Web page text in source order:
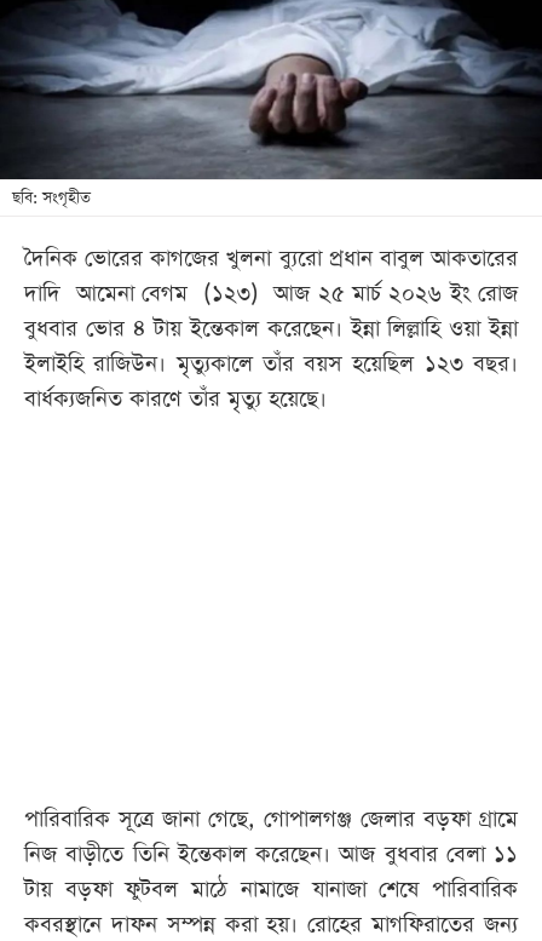
বিনোদন
শিক্ষা
সব
বিভাগ
ছবি
ছবি: সংগৃহীত
দৈনিক ভোরের কাগজের খুলনা ব্যুরো প্রধান বাবুল আকতারের
দাদি আমেনা বেগম (১২৩) আজ ২৫ মার্চ ২০২৬ ইং রোজ
বুধবার ভোর ৪ টায় ইন্তেকাল করেছেন। ইন্না লিল্লাহি ওয়া ইন্না
ইলাইহি রাজিউন। মৃত্যুকালে তাঁর বয়স হয়েছিল ১২৩ বছর।
বার্ধক্যজনিত কারণে তাঁর মৃত্যু হয়েছে।
পারিবারিক সূত্রে জানা গেছে, গোপালগঞ্জ জেলার বড়ফা গ্রামে
নিজ বাড়ীতে তিনি ইন্তেকাল করেছেন। আজ বুধবার বেলা ১১
টায় বড়ফা ফুটবল মাঠে নামাজে যানাজা শেষে পারিবারিক
কবরস্থানে দাফন সম্পন্ন করা হয়। রোহের মাগফিরাতের জন্য